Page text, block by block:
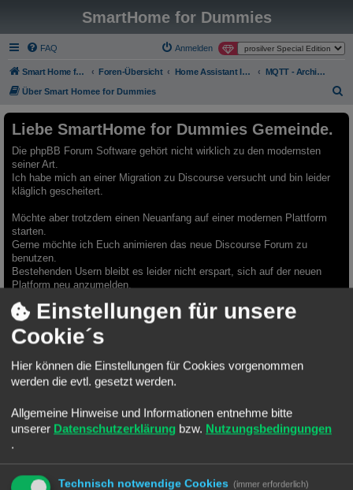
SmartHome for Dummies
FAQ Anmelden
Smart Home for Dummies Foren-Übersicht Home Assistant Integrationen - Archiv - Nur Lesemodus MQTT - Archiv - Nur Lesemodus
Über Smart Homee for Dummies
Liebe SmartHome for Dummies Gemeinde.
Die phpBB Forum Software gehört nicht wirklich zu den modernsten
seiner Art.
Ich habe mich an einer Migration zu Discourse versucht und bin leider
kläglich gescheitert.
Möchte aber trotzdem einen Neuanfang auf einer modernen Plattform
starten.
Gerne möchte ich Euch animieren das neue Discourse Forum zu
benutzen.
Bestehenden Usern bleibt es leider nicht erspart, sich auf der neuen
Platform neu anzumelden.
Das Forum hier, bleibt selbstverständlich Online. Ich würde versuchen
einiges händisch zu migrieren.
Da fallen mir die Rubriken "Template Sammlungen" oder "Best Practice
SmartHome for Dummies Discourse Platform
Messwerte von TASMOTA - MQTT -
HomeAssistant
https://community-discourse.smarthome-for-
Einstellungen für unsere
Cookie´s
Hier können die Einstellungen für Cookies vorgenommen
werden die evtl. gesetzt werden.
Allgemeine Hinweise und Informationen entnehme bitte
unserer Datenschutzerklärung bzw. Nutzungsbedingungen
.
Technisch notwendige Cookies (immer erforderlich)